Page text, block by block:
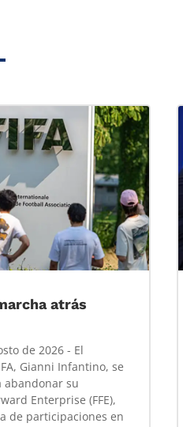
atrás
de 2026 - El
Gianni Infantino, se
abandonar su
Enterprise (FFE),
de participaciones en